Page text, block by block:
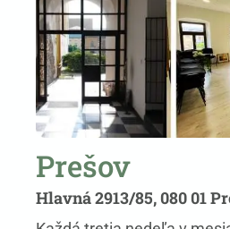
Prešov
Hlavná 2913/85, 080 01